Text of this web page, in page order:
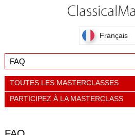
Français
TOUTES LES MASTERCLASSES
PARTICIPEZ À LA MASTERCLASS